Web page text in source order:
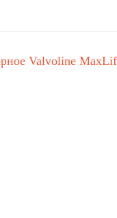
Valvoline